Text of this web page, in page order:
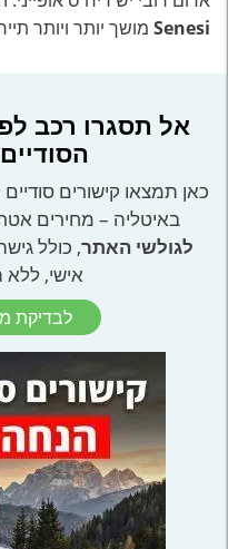
Senesi מושך יותר ויותר
אל תסגרו רכב
כאן תמצאו קישורים
באיטליה – מחירים
לגולשי האתר
אישי,
לבדיקת